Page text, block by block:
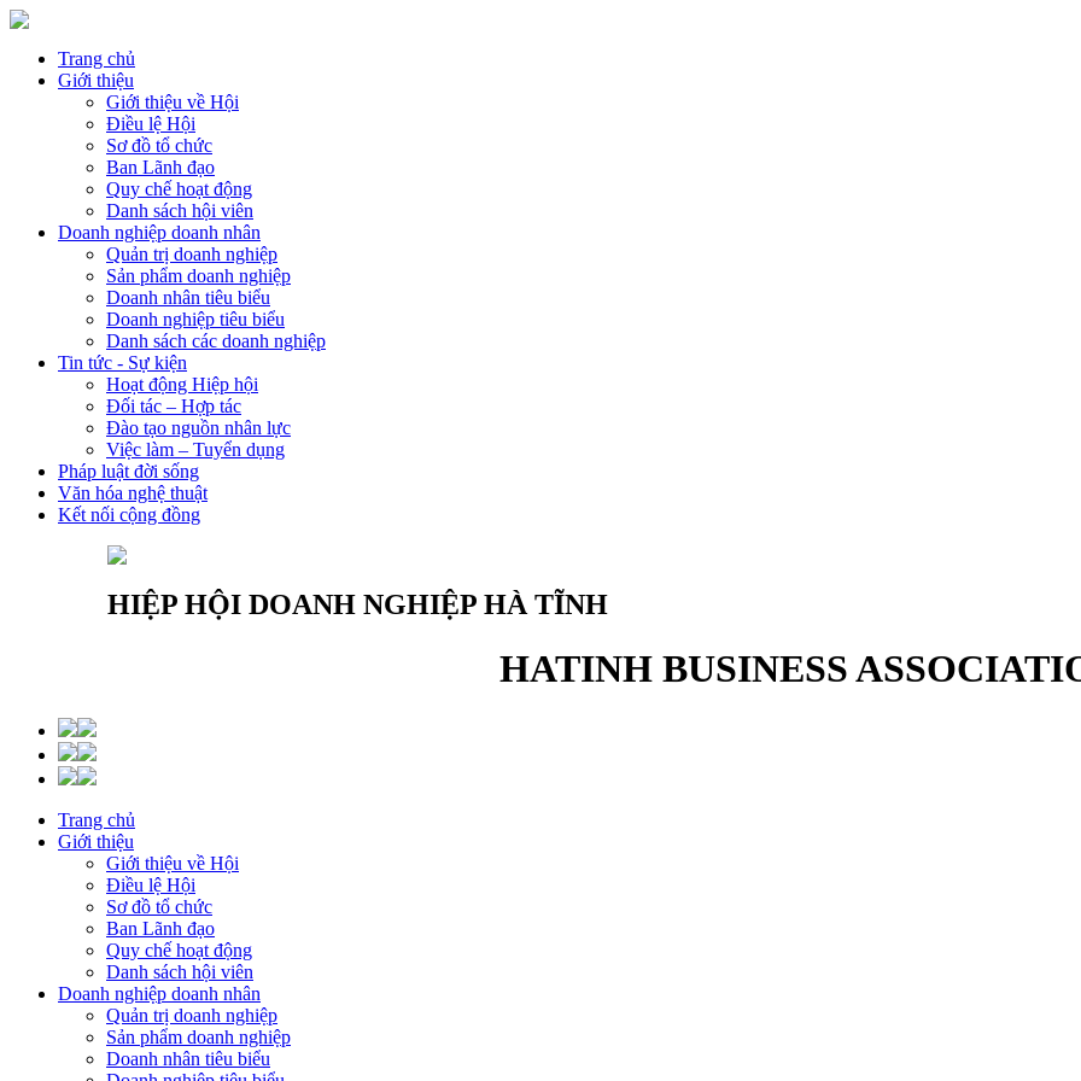
Trang chủ
Giới thiệu
Giới thiệu về Hội
Điều lệ Hội
Sơ đồ tổ chức
Ban Lãnh đạo
Quy chế hoạt động
Danh sách hội viên
Doanh nghiệp doanh nhân
Quản trị doanh nghiệp
Sản phẩm doanh nghiệp
Doanh nhân tiêu biểu
Doanh nghiệp tiêu biểu
Danh sách các doanh nghiệp
Tin tức - Sự kiện
Hoạt động Hiệp hội
Đối tác – Hợp tác
Đào tạo nguồn nhân lực
Việc làm – Tuyển dụng
Pháp luật đời sống
Văn hóa nghệ thuật
Kết nối cộng đồng
HIỆP HỘI DOANH NGHIỆP HÀ TĨNH
HATINH BUSINESS
Trang chủ
Giới thiệu
Giới thiệu về Hội
Điều lệ Hội
Sơ đồ tổ chức
Ban Lãnh đạo
Quy chế hoạt động
Danh sách hội viên
Doanh nghiệp doanh nhân
Quản trị doanh nghiệp
Sản phẩm doanh nghiệp
Doanh nhân tiêu biểu